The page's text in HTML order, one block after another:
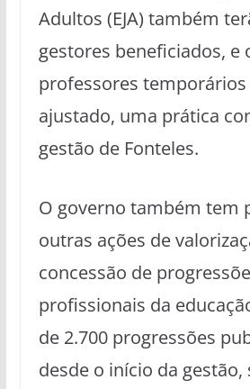
Adultos (EJA) também
gestores beneficiados, e
professores temporários
ajustado, uma prática
gestão de Fonteles.
O governo também tem
outras ações de
concessão de
profissionais da
de 2.700 progressões
desde o início da gestão,